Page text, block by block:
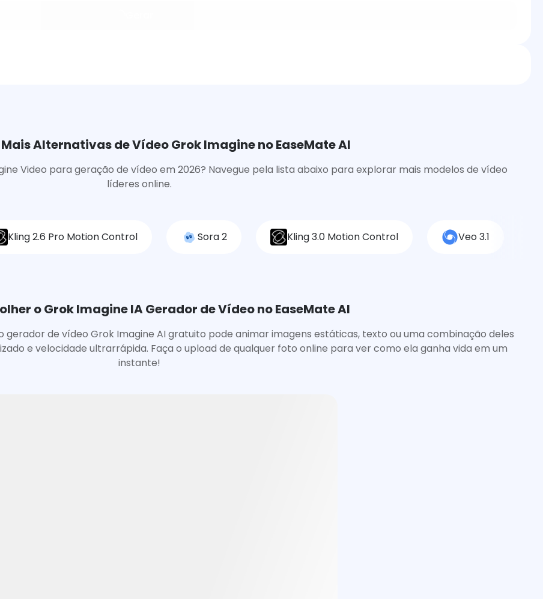
Alternativas de Vídeo Grok Imagine no EaseMate AI
Video para geração de vídeo em 2026? Navegue pela lista abaixo para explorar mais modelos de vídeo
líderes online.
Kling 2.6 Pro Motion Control Sora 2 Kling 3.0 Motion Control Veo 3.1
o Grok Imagine IA Gerador de Vídeo no EaseMate AI
gerador de vídeo Grok Imagine AI gratuito pode animar imagens estáticas, texto ou uma combinação deles
e velocidade ultrarrápida. Faça o upload de qualquer foto online para ver como ela ganha vida em um
instante!